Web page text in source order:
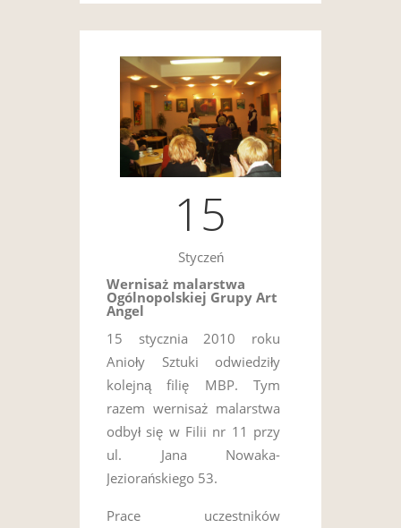
15
Styczeń
Wernisaż malarstwa
Ogólnopolskiej Grupy Art
Angel
15 stycznia 2010 roku
Anioły Sztuki odwiedziły
kolejną filię MBP. Tym
razem wernisaż malarstwa
odbył się w Filii nr 11 przy
ul. Jana Nowaka-
Jeziorańskiego 53.
Prace uczestników